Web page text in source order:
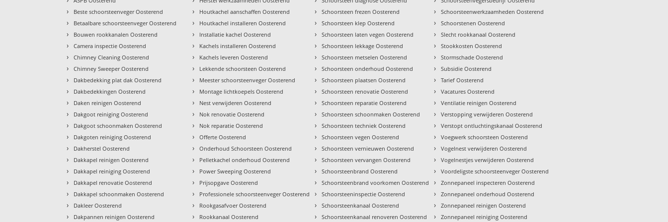
› Beste schoorsteenveger Oosterend
› Betaalbare schoorsteenveger Oosterend
› Bouwen rookkanalen Oosterend
› Camera inspectie Oosterend
› Chimney Cleaning Oosterend
› Chimney Sweeper Oosterend
› Dakbedekking plat dak Oosterend
› Dakbedekkingen Oosterend
› Daken reinigen Oosterend
› Dakgoot reiniging Oosterend
› Dakgoot schoonmaken Oosterend
› Dakgoten reiniging Oosterend
› Dakherstel Oosterend
› Dakkapel reinigen Oosterend
› Dakkapel reiniging Oosterend
› Dakkapel renovatie Oosterend
› Dakkapel schoonmaken Oosterend
› Dakleer Oosterend
› Dakpannen reinigen Oosterend
› Houtkachel aanschaffen Oosterend
› Houtkachel installeren Oosterend
› Installatie kachel Oosterend
› Kachels installeren Oosterend
› Kachels leveren Oosterend
› Lekkende schoorsteen Oosterend
› Meester schoorsteenveger Oosterend
› Montage lichtkoepels Oosterend
› Nest verwijderen Oosterend
› Nok renovatie Oosterend
› Nok reparatie Oosterend
› Offerte Oosterend
› Onderhoud Schoorsteen Oosterend
› Pelletkachel onderhoud Oosterend
› Power Sweeping Oosterend
› Prijsopgave Oosterend
› Professionele schoorsteenveger Oosterend
› Rookgasafvoer Oosterend
› Rookkanaal Oosterend
› Schoorsteen frezen Oosterend
› Schoorsteen klep Oosterend
› Schoorsteen laten vegen Oosterend
› Schoorsteen lekkage Oosterend
› Schoorsteen metselen Oosterend
› Schoorsteen onderhoud Oosterend
› Schoorsteen plaatsen Oosterend
› Schoorsteen renovatie Oosterend
› Schoorsteen reparatie Oosterend
› Schoorsteen schoonmaken Oosterend
› Schoorsteen techniek Oosterend
› Schoorsteen vegen Oosterend
› Schoorsteen vernieuwen Oosterend
› Schoorsteen vervangen Oosterend
› Schoorsteenbrand Oosterend
› Schoorsteenbrand voorkomen Oosterend
› Schoorsteeninspectie Oosterend
› Schoorsteenkanaal Oosterend
› Schoorsteenkanaal renoveren Oosterend
› Schoorsteenwerkzaamheden Oosterend
› Schoorstenen Oosterend
› Slecht rookkanaal Oosterend
› Stookkosten Oosterend
› Stormschade Oosterend
› Subsidie Oosterend
› Tarief Oosterend
› Vacatures Oosterend
› Ventilatie reinigen Oosterend
› Verstopping verwijderen Oosterend
› Verstopt ontluchtingskanaal Oosterend
› Voegwerk schoorsteen Oosterend
› Vogelnest verwijderen Oosterend
› Vogelnestjes verwijderen Oosterend
› Voordeligste schoorsteenveger Oosterend
› Zonnepaneel inspecteren Oosterend
› Zonnepaneel onderhoud Oosterend
› Zonnepaneel reinigen Oosterend
› Zonnepaneel reiniging Oosterend